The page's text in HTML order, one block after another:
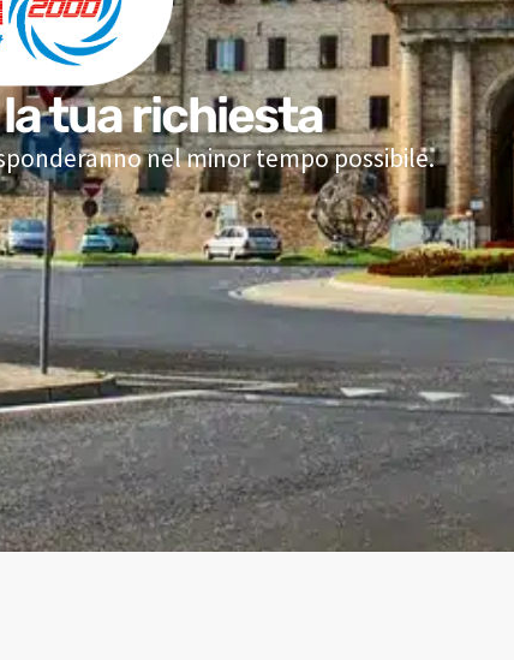
tua richiesta
nel minor tempo possibile.